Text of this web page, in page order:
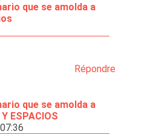
que se amolda a
Répondre
que se amolda a
ESPACIOS